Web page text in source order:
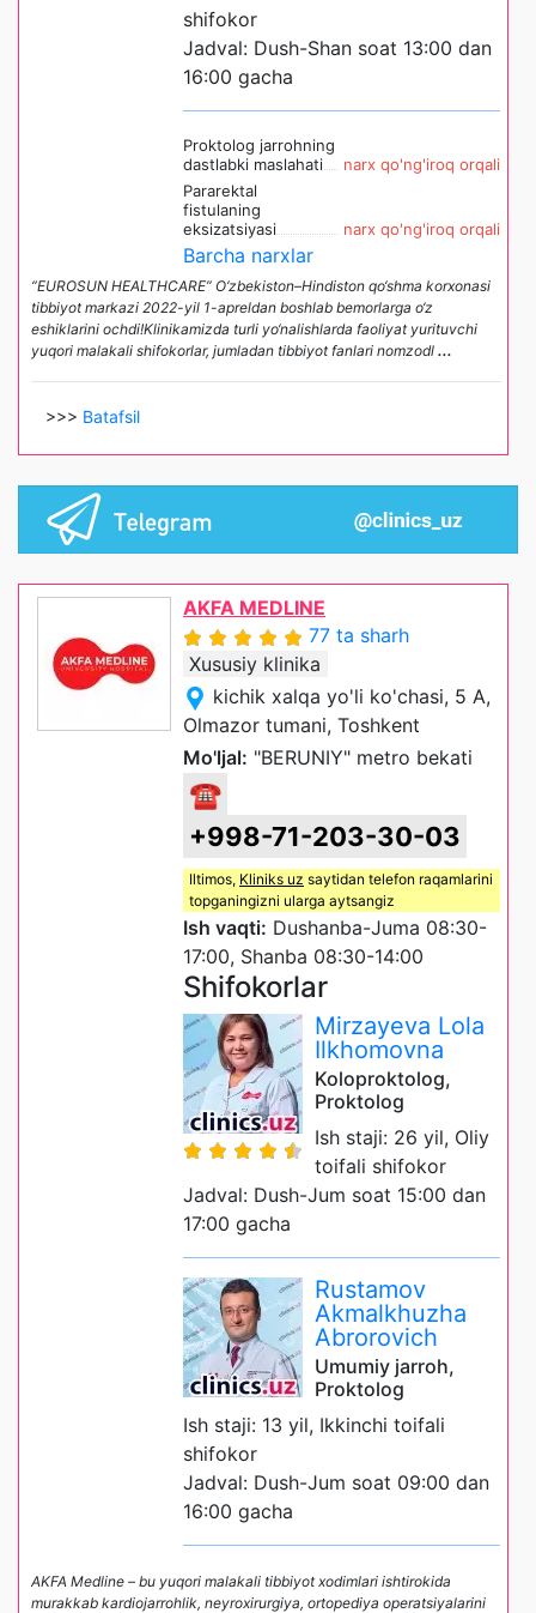
shifokor
Jadval: Dush-Shan soat 13:00 dan
16:00 gacha
Proktolog jarrohning
dastlabki maslahati
narx qo'ng'iroq orqali
Pararektal
fistulaning
eksizatsiyasi
narx qo'ng'iroq orqali
Barcha narxlar
“EUROSUN HEALTHCARE” O‘zbekiston–Hindiston qo‘shma korxonasi
tibbiyot markazi 2022-yil 1-apreldan boshlab bemorlarga o‘z
eshiklarini ochdi!Klinikamizda turli yo‘nalishlarda faoliyat yurituvchi
yuqori malakali shifokorlar, jumladan tibbiyot fanlari nomzodl ...
>>> Batafsil
AKFA MEDLINE
77 ta sharh
Xususiy klinika
kichik xalqa yo'li ko'chasi, 5 A,
Olmazor tumani, Toshkent
Mo'ljal: "BERUNIY" metro bekati
☎
+998-71-203-30-03
Iltimos, Kliniks uz saytidan telefon raqamlarini
topganingizni ularga aytsangiz
Ish vaqti: Dushanba-Juma 08:30-
17:00, Shanba 08:30-14:00
Shifokorlar
Mirzayeva Lola
Ilkhomovna
Koloproktolog,
Proktolog
Ish staji: 26 yil, Oliy
toifali shifokor
Jadval: Dush-Jum soat 15:00 dan
17:00 gacha
Rustamov
Akmalkhuzha
Abrorovich
Umumiy jarroh,
Proktolog
Ish staji: 13 yil, Ikkinchi toifali
shifokor
Jadval: Dush-Jum soat 09:00 dan
16:00 gacha
AKFA Medline – bu yuqori malakali tibbiyot xodimlari ishtirokida
murakkab kardiojarrohlik, neyroxirurgiya, ortopediya operatsiyalarini